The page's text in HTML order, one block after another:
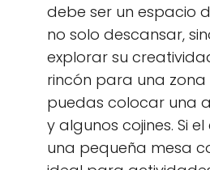
debe ser un espacio
no solo descansar,
explorar su
rincón para una
puedas colocar una
y algunos cojines. Si
una pequeña mesa